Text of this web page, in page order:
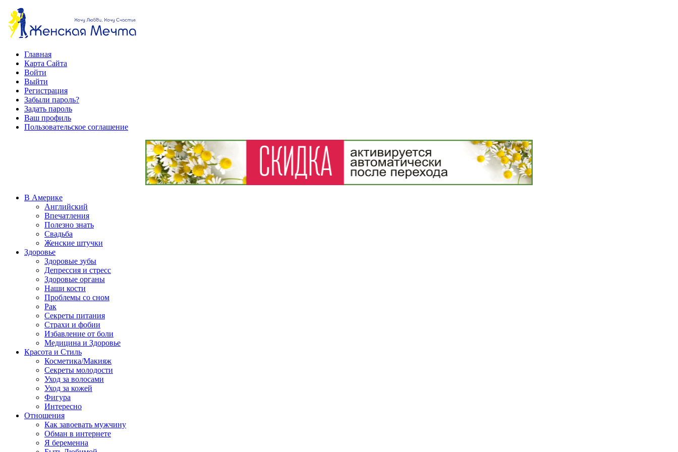
Главная
Карта Сайта
Войти
Выйти
Регистрация
Забыли пароль?
Задать пароль
Ваш профиль
Пользовательское соглашение
В Америке
Английский
Впечатления
Полезно знать
Свадьба
Женские штучки
Здоровье
Здоровые зубы
Депрессия и стресс
Здоровые органы
Наши кости
Проблемы со сном
Рак
Секреты питания
Страхи и фобии
Избавление от боли
Медицина и Здоровье
Красота и Стиль
Косметика/Макияж
Секреты молодости
Уход за волосами
Уход за кожей
Фигура
Интересно
Отношения
Как завоевать мужчину
Обман в интернете
Я беременна